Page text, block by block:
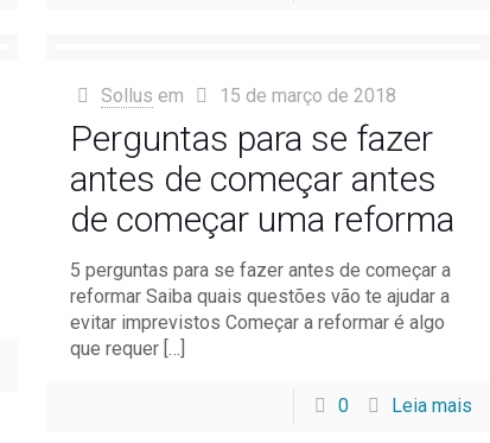
Sollus em 15 de março de 2018
Perguntas para se fazer
antes de começar antes
de começar uma reforma
5 perguntas para se fazer antes de começar a
reformar Saiba quais questões vão te ajudar a
evitar imprevistos Começar a reformar é algo
que requer[…]
0 Leia mais